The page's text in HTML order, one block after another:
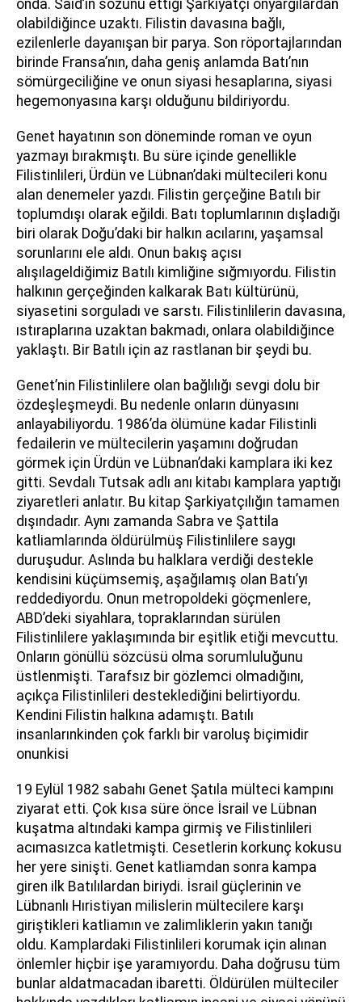
onda. Said’in sözünü ettiği Şarkiyatçı önyargılardan
olabildiğince uzaktı. Filistin davasına bağlı,
ezilenlerle dayanışan bir parya. Son röportajlarından
birinde Fransa’nın, daha geniş anlamda Batı’nın
sömürgeciliğine ve onun siyasi hesaplarına, siyasi
hegemonyasına karşı olduğunu bildiriyordu.
Genet hayatının son döneminde roman ve oyun
yazmayı bırakmıştı. Bu süre içinde genellikle
Filistinlileri, Ürdün ve Lübnan’daki mültecileri konu
alan denemeler yazdı. Filistin gerçeğine Batılı bir
toplumdışı olarak eğildi. Batı toplumlarının dışladığı
biri olarak Doğu’daki bir halkın acılarını, yaşamsal
sorunlarını ele aldı. Onun bakış açısı
alışılageldiğimiz Batılı kimliğine sığmıyordu. Filistin
halkının gerçeğinden kalkarak Batı kültürünü,
siyasetini sorguladı ve sarstı. Filistinlilerin davasına,
ıstıraplarına uzaktan bakmadı, onlara olabildiğince
yaklaştı. Bir Batılı için az rastlanan bir şeydi bu.
Genet’nin Filistinlilere olan bağlılığı sevgi dolu bir
özdeşleşmeydi. Bu nedenle onların dünyasını
anlayabiliyordu. 1986’da ölümüne kadar Filistinli
fedailerin ve mültecilerin yaşamını doğrudan
görmek için Ürdün ve Lübnan’daki kamplara iki kez
gitti. Sevdalı Tutsak adlı anı kitabı kamplara yaptığı
ziyaretleri anlatır. Bu kitap Şarkiyatçılığın tamamen
dışındadır. Aynı zamanda Sabra ve Şattila
katliamlarında öldürülmüş Filistinlilere saygı
duruşudur. Aslında bu halklara verdiği destekle
kendisini küçümsemiş, aşağılamış olan Batı’yı
reddediyordu. Onun metropoldeki göçmenlere,
ABD’deki siyahlara, topraklarından sürülen
Filistinlilere yaklaşımında bir eşitlik etiği mevcuttu.
Onların gönüllü sözcüsü olma sorumluluğunu
üstlenmişti. Tarafsız bir gözlemci olmadığını,
açıkça Filistinlileri desteklediğini belirtiyordu.
Kendini Filistin halkına adamıştı. Batılı
insanlarınkinden çok farklı bir varoluş biçimidir
onunkisi
19 Eylül 1982 sabahı Genet Şatıla mülteci kampını
ziyarat etti. Çok kısa süre önce İsrail ve Lübnan
kuşatma altındaki kampa girmiş ve Filistinlileri
acımasızca katletmişti. Cesetlerin korkunç kokusu
her yere sinişti. Genet katliamdan sonra kampa
giren ilk Batılılardan biriydi. İsrail güçlerinin ve
Lübnanlı Hıristiyan milislerin mültecilere karşı
giriştikleri katliamın ve zalimliklerin yakın tanığı
oldu. Kamplardaki Filistinlileri korumak için alınan
önlemler hiçbir işe yaramıyordu. Daha doğrusu tüm
bunlar aldatmacadan ibaretti. Öldürülen mülteciler